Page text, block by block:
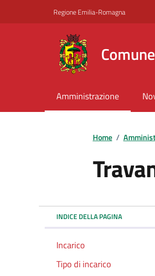
Regione Emilia-Romagna
Amministrazione
Home /
INDICE DELLA PAGINA
Incarico
Tipo di incarico